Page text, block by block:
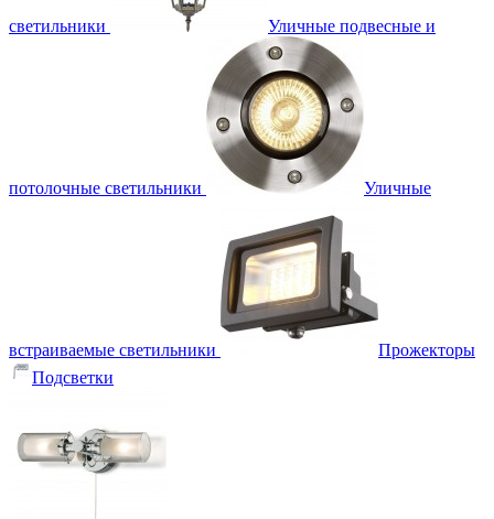
светильники Уличные подвесные и
потолочные светильники Уличные
встраиваемые светильники
Прожекторы
Подсветки